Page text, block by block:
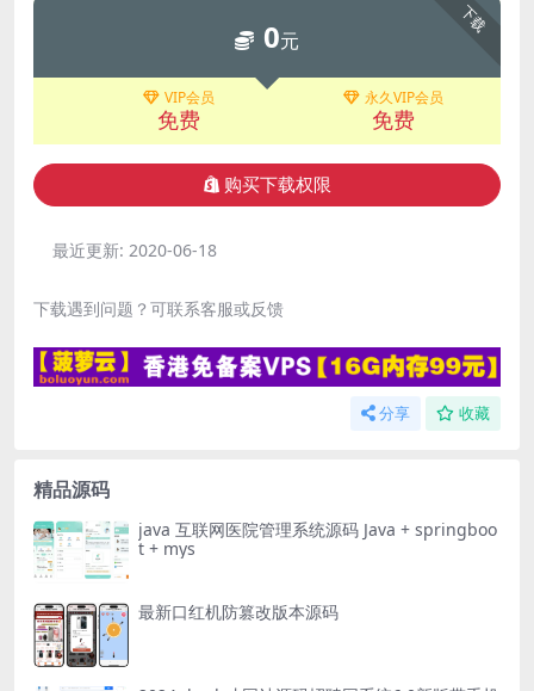
下载
0元
VIP会员
免费
永久VIP会员
免费
购买下载权限
最近更新: 2020-06-18
下载遇到问题？可联系客服或反馈
分享 收藏
精品源码
java 互联网医院管理系统源码 Java + springboo
t + mys
最新口红机防篡改版本源码